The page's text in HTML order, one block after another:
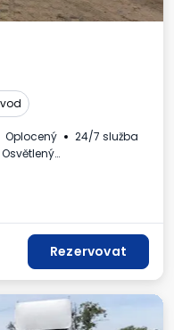
Oplocený
24/7 služba
Osvětlený
Rezervovat